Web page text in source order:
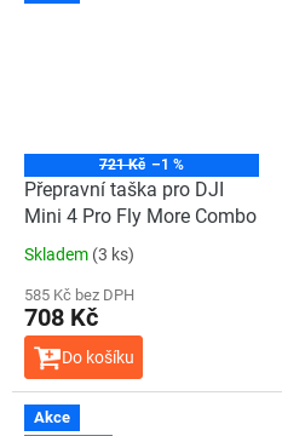
721 Kč –1 %
Přepravní taška pro DJI
Mini 4 Pro Fly More Combo
Skladem (3 ks)
585 Kč bez DPH
708 Kč
Do košíku
Akce